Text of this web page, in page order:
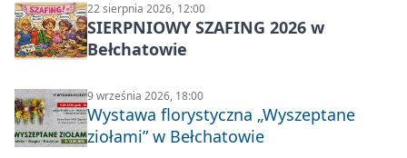
22 sierpnia 2026, 12:00
SIERPNIOWY SZAFING 2026 w
Bełchatowie
9 września 2026, 18:00
Wystawa florystyczna „Wyszeptane
ziołami” w Bełchatowie